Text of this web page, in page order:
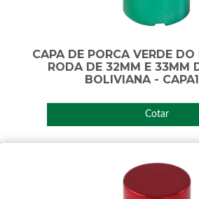
CAPA DE PORCA VERDE DO
RODA DE 32MM E 33MM
BOLIVIANA -
Cotar